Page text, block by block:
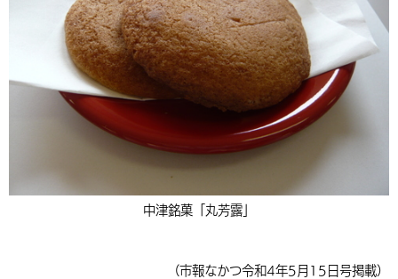
中津銘菓「丸芳露」
（市報なかつ令和4年5月15日号掲載）